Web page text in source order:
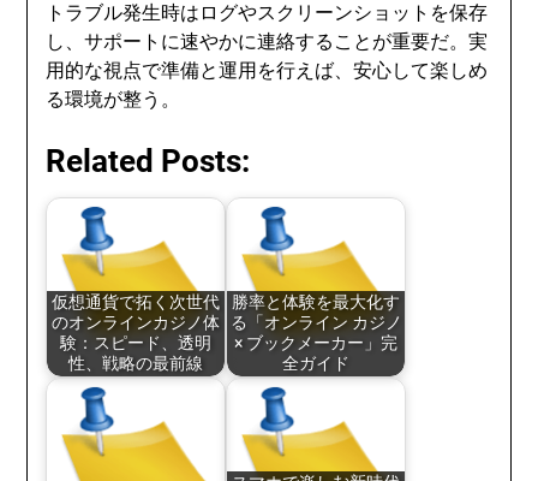
トラブル発生時はログやスクリーンショットを保存
し、サポートに速やかに連絡することが重要だ。実
用的な視点で準備と運用を行えば、安心して楽しめ
る環境が整う。
Related Posts:
仮想通貨で拓く次世代
のオンラインカジノ体
験：スピード、透明
性、戦略の最前線
勝率と体験を最大化す
る「オンライン カジノ
× ブックメーカー」完
全ガイド